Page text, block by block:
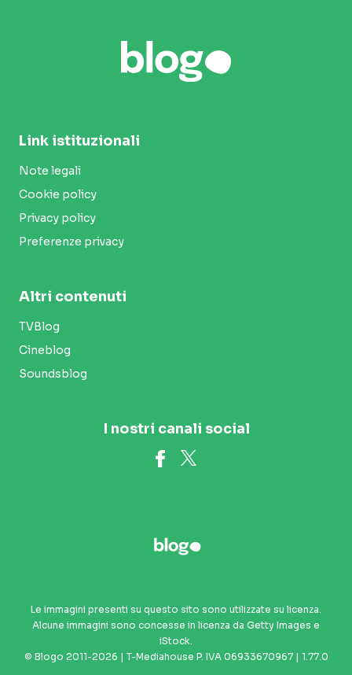
Link istituzionali
Note legali
Cookie policy
Privacy policy
Preferenze privacy
Altri contenuti
TVBlog
Cineblog
Soundsblog
I nostri canali social
Le immagini presenti su questo sito sono utilizzate su licenza.
Alcune immagini sono concesse in licenza da Getty Images e
iStock.
© Blogo 2011-2026 | T-Mediahouse P. IVA 06933670967 | 1.77.0